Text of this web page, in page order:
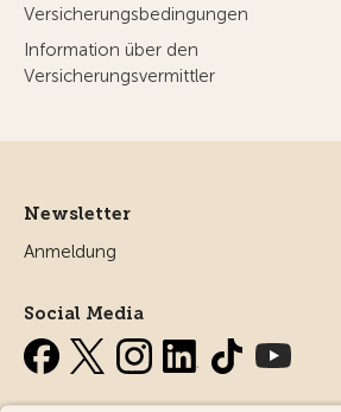
Versicherungsbedingungen
Information über den
Versicherungsvermittler
Newsletter
Anmeldung
Social Media